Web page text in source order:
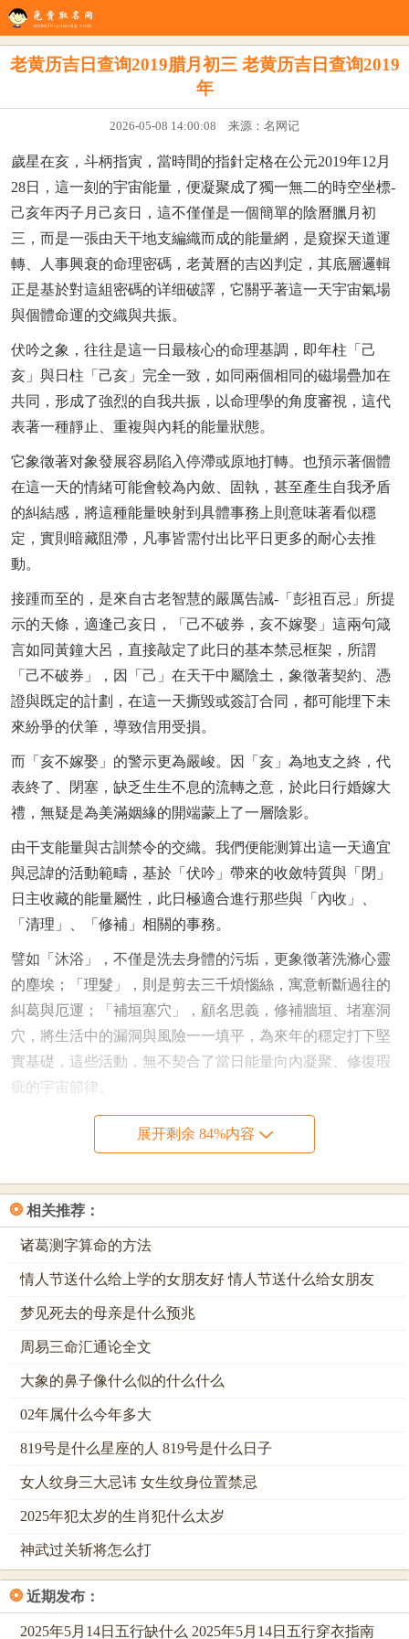
生辰八字 八字配对 在线起名 姓名测试 八字排盘 看风水
老黄历吉日查询2019腊月初三 老黄历吉日查询2019
年
2026-05-08 14:00:08 来源：名网记
歲星在亥，斗柄指寅，當時間的指針定格在公元2019年12月
28日，這一刻的宇宙能量，便凝聚成了獨一無二的時空坐標-
己亥年丙子月己亥日，這不僅僅是一個簡單的陰曆臘月初
三，而是一張由天干地支編織而成的能量網，是窺探天道運
轉、人事興衰的命理密碼，老黃曆的吉凶判定，其底層邏輯
正是基於對這組密碼的详细破譯，它關乎著這一天宇宙氣場
與個體命運的交織與共振。
伏吟之象，往往是這一日最核心的命理基調，即年柱「己
亥」與日柱「己亥」完全一致，如同兩個相同的磁場疊加在
共同，形成了強烈的自我共振，以命理學的角度審視，這代
表著一種靜止、重複與內耗的能量狀態。
它象徵著对象發展容易陷入停滯或原地打轉。也預示著個體
在這一天的情緒可能會較為內斂、固執，甚至產生自我矛盾
的糾結感，將這種能量映射到具體事務上則意味著看似穩
定，實則暗藏阻滯，凡事皆需付出比平日更多的耐心去推
動。
接踵而至的，是來自古老智慧的嚴厲告誡-「彭祖百忌」所提
示的天條，適逢己亥日，「己不破券，亥不嫁娶」這兩句箴
言如同黃鐘大呂，直接敲定了此日的基本禁忌框架，所謂
「己不破券」，因「己」在天干中屬陰土，象徵著契約、憑
證與既定的計劃，在這一天撕毀或簽訂合同，都可能埋下未
來紛爭的伏筆，導致信用受損。
而「亥不嫁娶」的警示更為嚴峻。因「亥」為地支之終，代
表終了、閉塞，缺乏生生不息的流轉之意，於此日行婚嫁大
禮，無疑是為美滿姻緣的開端蒙上了一層陰影。
由干支能量與古訓禁令的交織。我們便能测算出這一天適宜
與忌諱的活動範疇，基於「伏吟」帶來的收斂特質與「閉」
日主收藏的能量屬性，此日極適合進行那些與「內收」、
「清理」、「修補」相關的事務。
譬如「沐浴」，不僅是洗去身體的污垢，更象徵著洗滌心靈
的塵埃；「理髮」，則是剪去三千煩惱絲，寓意斬斷過往的
糾葛與厄運；「補垣塞穴」，顧名思義，修補牆垣、堵塞洞
穴，將生活中的漏洞與風險一一填平，為來年的穩定打下堅
實基礎，這些活動，無不契合了當日能量向內凝聚、修復瑕
疵的宇宙節律。
憑藉天地氣場的流轉。此日亦有諸多「吉神」與「凶煞」暗
中值守，左右著萬事萬物的發展走向，據《老黃曆》記載，
閉塞，最忌陽氣外泄之事。
於入宅、開市這類需要生氣流轉的活動，「閉日」的收攏之
力則會形成壓制，讓新氣象難以展開。
再結合吉神「王日」、「驛馬」與凶煞「遊禍」、「血支」
的並臨。可知這一天雖有貴人相助、動中之利的微光，但稍
冰。
踏著十二時辰的更迭。我們能更細緻地捕捉一日之內能量的
潮汐起伏，每一個時辰，都如同一個微型的命理格局，有其
獨特的吉凶神煞與宜忌指向。
以當日戌時（19：00-20：59）為例，此時為「甲戌時」，值
神「金匱」，是一顆強力的吉星，主掌財寶與貴重之物，故
此時宜「訂婚，嫁娶、開市」，凡與締結盟約，開張納財相
展开剩余 84%内容
❂ 相关推荐：
诸葛测字算命的方法
情人节送什么给上学的女朋友好 情人节送什么给女朋友
梦见死去的母亲是什么预兆
周易三命汇通论全文
大象的鼻子像什么似的什么什么
02年属什么今年多大
819号是什么星座的人 819号是什么日子
女人纹身三大忌讳 女生纹身位置禁忌
2025年犯太岁的生肖犯什么太岁
神武过关斩将怎么打
❂ 近期发布：
2025年5月14日五行缺什么 2025年5月14日五行穿衣指南